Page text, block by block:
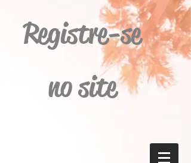
Registre-se
no site